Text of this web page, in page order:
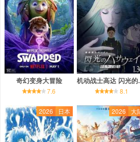
奇幻变身大冒险
7.6
机动战
8.1
2026 日本 2026 大